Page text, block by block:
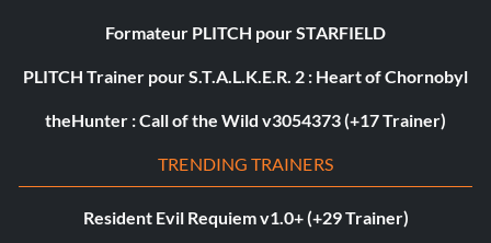
Formateur PLITCH pour STARFIELD
PLITCH Trainer pour S.T.A.L.K.E.R. 2 : Heart of Chornobyl
theHunter : Call of the Wild v3054373 (+17 Trainer)
TRENDING TRAINERS
Resident Evil Requiem v1.0+ (+29 Trainer)